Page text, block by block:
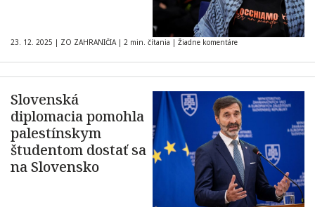
23. 12. 2025 | ZO ZAHRANIČIA | 2 min. čítania | Žiadne komentáre
Slovenská
diplomacia pomohla
palestínskym
študentom dostať sa
na Slovensko